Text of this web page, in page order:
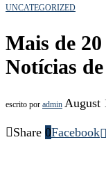
UNCATEGORIZED
Mais de
Notícias
escrito por admin August
Share 0Facebook